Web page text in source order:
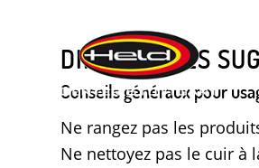
DIFFÉRENTES
Conseils généraux pour
Ne rangez pas les
Ne nettoyez pas le cuir à